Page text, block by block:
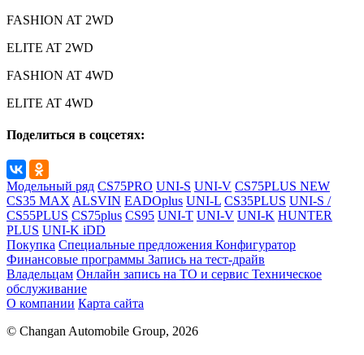
FASHION AT 2WD
ELITE AT 2WD
FASHION AT 4WD
ELITE AT 4WD
Поделиться в соцсетях:
Модельный ряд CS75PRO UNI-S UNI-V CS75PLUS NEW
CS35 MAX ALSVIN EADOplus UNI-L CS35PLUS UNI-S /
CS55PLUS CS75plus CS95 UNI-T UNI-V UNI-K HUNTER
PLUS UNI-K iDD
Покупка Специальные предложения Конфигуратор
Финансовые программы Запись на тест-драйв
Владельцам Онлайн запись на ТО и сервис Техническое
обслуживание
О компании Карта сайта
© Changan Automobile Group, 2026